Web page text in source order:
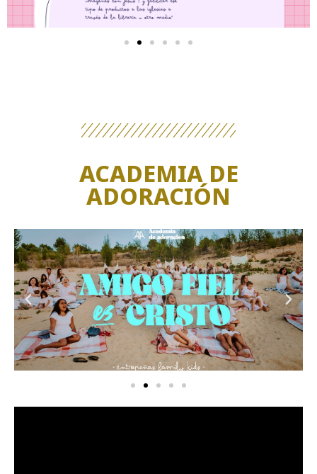
ACADEMIA DE
ADORACIÓN